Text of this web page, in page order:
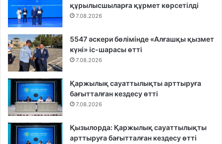
құрылысшыларға құрмет көрсетілді
7.08.2026
5547 әскери бөлімінде «Алғашқы қызмет
күні» іс-шарасы өтті
7.08.2026
Қаржылық сауаттылықты арттыруға
бағытталған кездесу өтті
7.08.2026
Қызылорда: Қаржылық сауаттылықты
арттыруға бағытталған кездесу өтті